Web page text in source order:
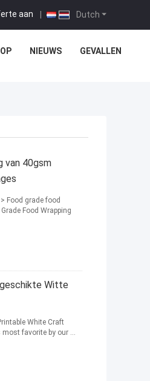
Dutch
aan |
NIEUWS GEVALLEN
van 40gsm
Food grade food
Food Wrapping
Witte
White Craft
favorite by our ...